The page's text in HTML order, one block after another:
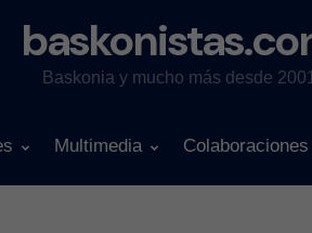
Baskonia y mucho más desde 2001
Multimedia Colaboraciones